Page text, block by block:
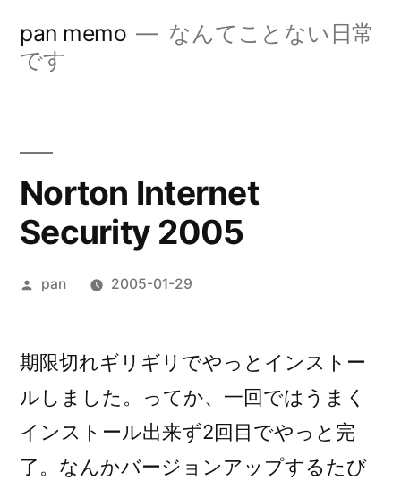
pan memo
なんてことない日常
です
Norton Internet
Security 2005
投
pan 2005-01-29
期限切れギリギリでやっとインストー
ルしました。ってか、一回ではうまく
インストール出来ず2回目でやっと完
了。なんかバージョンアップするたび